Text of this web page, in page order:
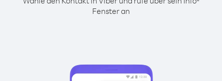
Fenster an